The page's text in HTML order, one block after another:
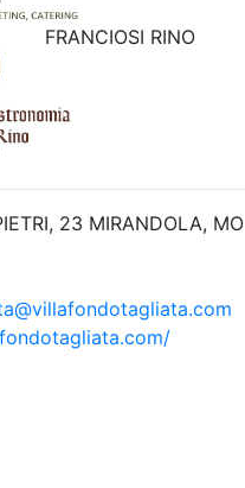
FRANCIOSI RINO
23 MIRANDOLA, MO